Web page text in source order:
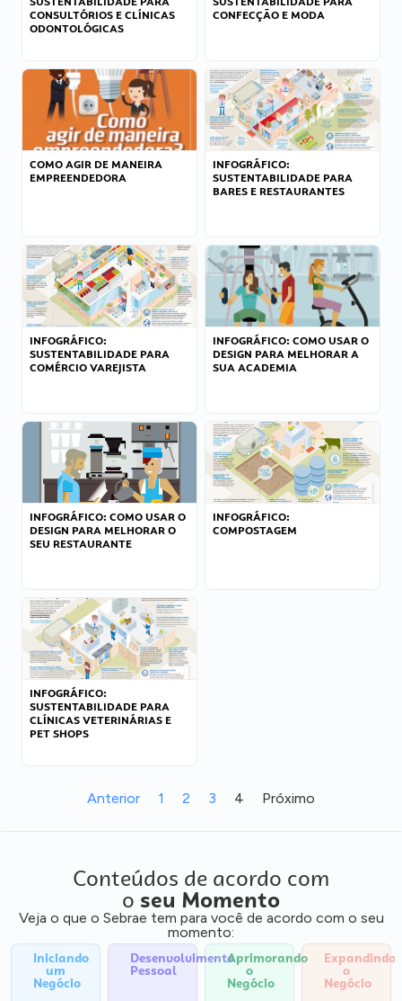
CONSULTÓRIOS E CLÍNICAS
ODONTOLÓGICAS
CONFECÇÃO E MODA
COMO AGIR DE MANEIRA
EMPREENDEDORA
INFOGRÁFICO:
SUSTENTABILIDADE PARA
BARES E RESTAURANTES
INFOGRÁFICO:
SUSTENTABILIDADE PARA
COMÉRCIO VAREJISTA
INFOGRÁFICO: COMO USAR O
DESIGN PARA MELHORAR A
SUA ACADEMIA
INFOGRÁFICO: COMO USAR O
DESIGN PARA MELHORAR O
SEU RESTAURANTE
INFOGRÁFICO:
COMPOSTAGEM
INFOGRÁFICO:
SUSTENTABILIDADE PARA
CLÍNICAS VETERINÁRIAS E
PET SHOPS
Anterior 1 2 3 4 Próximo
Conteúdos de acordo com
o seu Momento
Veja o que o Sebrae tem para você de acordo com o seu
momento:
Iniciando
um
Negócio
Desenvolvimento
Pessoal
Aprimorando
o
Negócio
Expandindo
o
Negócio